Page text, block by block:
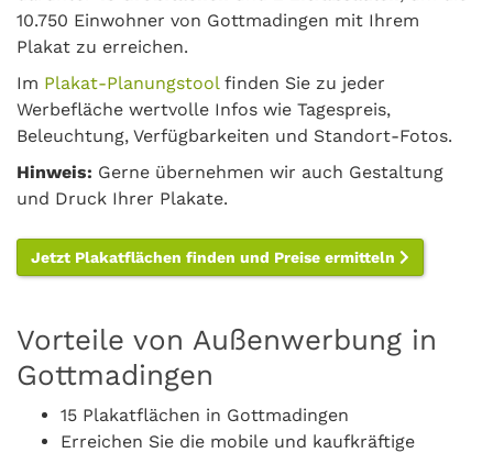
10.750 Einwohner von Gottmadingen mit Ihrem
Plakat zu erreichen.
Im Plakat-Planungstoolfinden Sie zu jeder
Werbefläche wertvolle Infos wie Tagespreis,
Beleuchtung, Verfügbarkeiten und Standort-Fotos.
Hinweis: Gerne übernehmen wir auch Gestaltung
und Druck Ihrer Plakate.
Jetzt Plakatflächen finden und Preise ermitteln
Vorteile von Außenwerbung in
Gottmadingen
15 Plakatflächen in Gottmadingen
Erreichen Sie die mobile und kaufkräftige